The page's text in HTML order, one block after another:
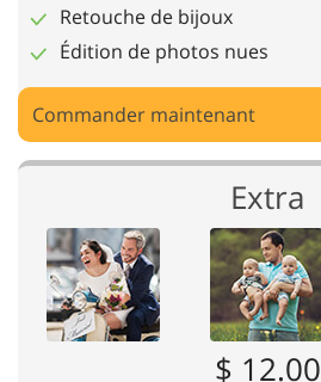
Retouche de bijoux
Édition de photos nues
Commander maintenant
Extra
$ 12.00